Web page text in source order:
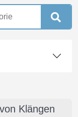
Klängen